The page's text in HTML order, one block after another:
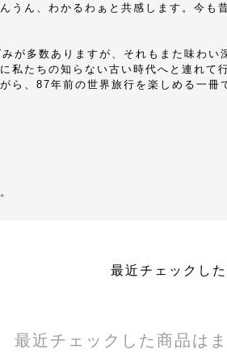
うん、わかるわぁと共感します。今も
が多数ありますが、それもまた味わい
私たちの知らない古い時代へと連れて
ら、87年前の世界旅行を楽しめる一冊
最近チェックし
最近チェックした商品は